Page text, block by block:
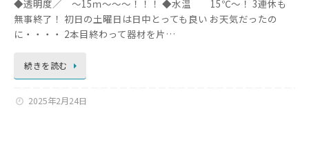
◆透明度／ ～15ｍ～～～！！！ ◆水温 15℃～！ 3連休も
無事終了！ 初日の土曜日は日中とっても良い お天気だったの
に・・・・ 2本目終わって器材を片…
続きを読む
2025年2月24日